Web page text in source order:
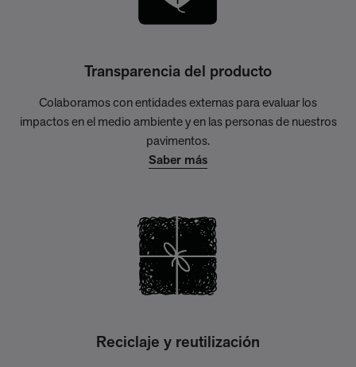
Transparencia del producto
Colaboramos con entidades externas para evaluar los
impactos en el medio ambiente y en las personas de nuestros
pavimentos.
Saber más
Reciclaje y reutilización